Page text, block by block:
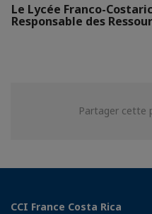
Le Lycée Franco-
Responsable des
Partager cette
CCI France Costa Rica